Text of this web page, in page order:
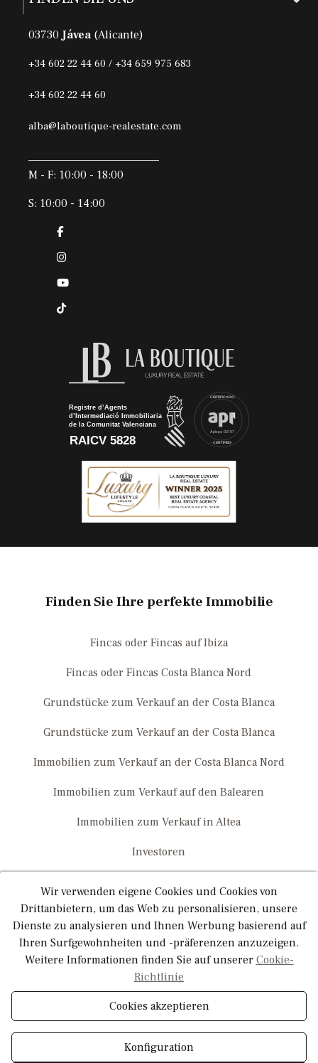
03730 Jávea(Alicante)
+34 602 22 44 60 / +34 659 975 683
+34 602 22 44 60
alba@laboutique-realestate.com
M - F: 10:00 - 18:00
S: 10:00 - 14:00
Finden Sie Ihre perfekte Immobilie
Fincas oder Fincas auf Ibiza
Fincas oder Fincas Costa Blanca Nord
Grundstücke zum Verkauf an der Costa Blanca
Grundstücke zum Verkauf an der Costa Blanca
Immobilien zum Verkauf an der Costa Blanca Nord
Immobilien zum Verkauf auf den Balearen
Immobilien zum Verkauf in Altea
Investoren
Neue Luxusentwicklungen
Villen mit Meerblick in Javea
Villen zum Verkauf auf Ibiza
Wohnungen zum Verkauf an der Costa Blanca Nord
Wir verwenden eigene Cookies und Cookies von
Drittanbietern, um das Web zu personalisieren, unsere
Dienste zu analysieren und Ihnen Werbung basierend auf
Ihren Surfgewohnheiten und -präferenzen anzuzeigen.
Weitere Informationen finden Sie auf unserer Cookie-
Richtlinie
Cookies akzeptieren
Konfiguration